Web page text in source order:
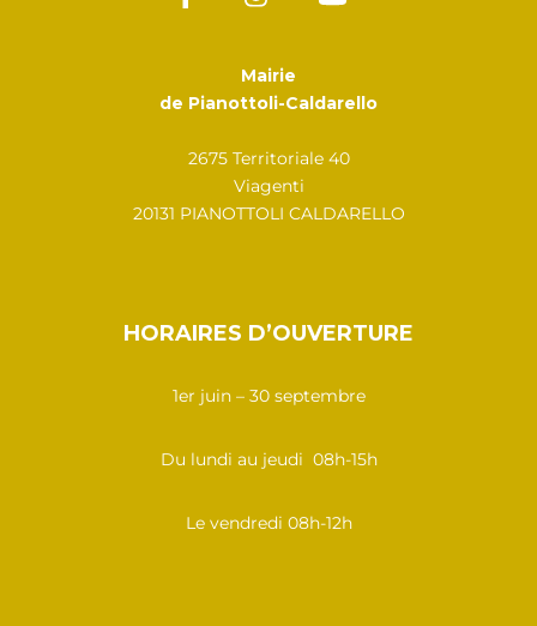
Mairie
de Pianottoli-Caldarello
2675 Territoriale 40
Viagenti
20131 PIANOTTOLI CALDARELLO
HORAIRES D’OUVERTURE
1er juin – 30 septembre
Du lundi au jeudi 08h-15h
Le vendredi 08h-12h